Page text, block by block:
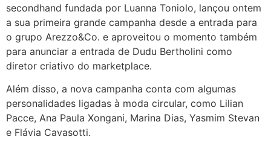
secondhand fundada por Luanna Toniolo, lançou ontem
a sua primeira grande campanha desde a entrada para
o grupo Arezzo&Co. e aproveitou o momento também
para anunciar a entrada de Dudu Bertholini como
diretor criativo do marketplace.
Além disso, a nova campanha conta com algumas
personalidades ligadas à moda circular, como Lilian
Pacce, Ana Paula Xongani, Marina Dias, Yasmim Stevan
e Flávia Cavasotti.